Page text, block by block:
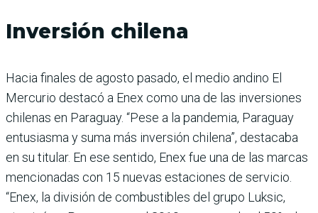
Inversión chilena
Hacia finales de agosto pasado, el medio andino El
Mercurio destacó a Enex como una de las inversiones
chilenas en Paraguay. “Pese a la pande­mia, Paraguay
entusiasma y suma más inversión chilena”, destacaba
en su titular. En ese sentido, Enex fue una de las marcas
mencionadas con 15 nuevas estaciones de servicio.
“Enex, la división de combustibles del grupo Luk­sic,